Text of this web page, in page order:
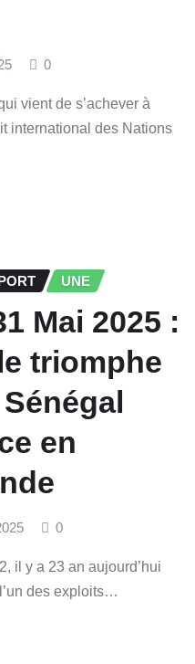
0
vient de s’achever à
international des Nations
UNE
Mai 2025 :
triomphe
en
0
il y a 23 an aujourd’hui
des exploits…